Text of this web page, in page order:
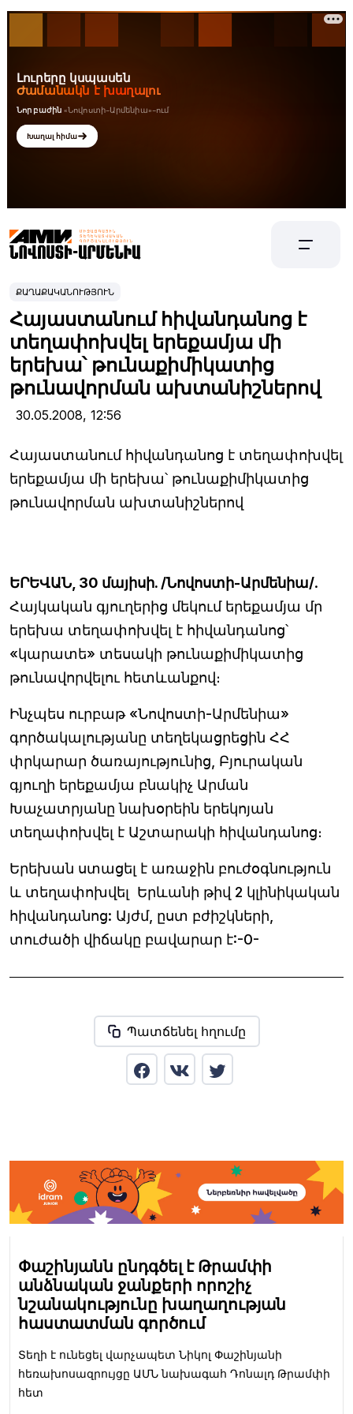
ՔԱՂԱՔԱԿԱՆՈՒԹՅՈՒՆ
Հայաստանում հիվանդանոց է
տեղափոխվել երեքամյա մի
երեխա՝ թունաքիմիկատից
թունավորման ախտանիշներով
30.05.2008, 12:56
Հայաստանում հիվանդանոց է տեղափոխվել
երեքամյա մի երեխա՝ թունաքիմիկատից
թունավորման ախտանիշներով
ԵՐԵՎԱՆ, 30 մայիսի. /Նովոստի-Արմենիա/.
Հայկական գյուղերից մեկում երեքամյա մր
երեխա տեղափոխվել է հիվանդանոց՝
«կարատե» տեսակի թունաքիմիկատից
թունավորվելու հետևանքով։
Ինչպես ուրբաթ «Նովոստի-Արմենիա»
գործակալությանը տեղեկացրեցին ՀՀ
փրկարար ծառայությունից, Բյուրական
գյուղի երեքամյա բնակիչ Արման
Խաչատրյանը նախօրեին երեկոյան
տեղափոխվել է Աշտարակի հիվանդանոց։
Երեխան ստացել է առաջին բուժօգնություն
և տեղափոխվել Երևանի թիվ 2 կլինիկական
հիվանդանոց: Այժմ, ըստ բժիշկների,
տուժածի վիճակը բավարար է:-0-
Պատճենել հղումը
Փաշինյանն ընդգծել է Թրամփի
անձնական ջանքերի որոշիչ
նշանակությունը խաղաղության
հաստատման գործում
Տեղի է ունեցել վարչապետ Նիկոլ Փաշինյանի
հեռախոսազրույցը ԱՄՆ նախագահ Դոնալդ Թրամփի
հետ